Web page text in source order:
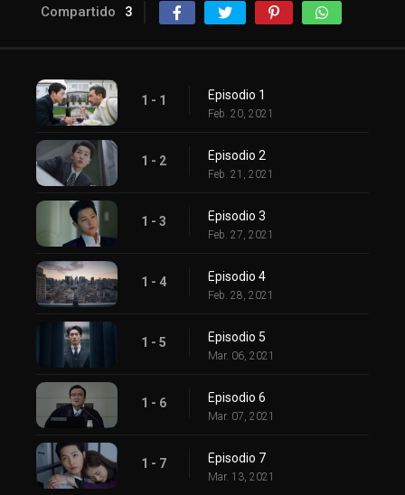
Compartido 3
1 - 1 Episodio 1
Feb. 20, 2021
1 - 2 Episodio 2
Feb. 21, 2021
1 - 3 Episodio 3
Feb. 27, 2021
1 - 4 Episodio 4
Feb. 28, 2021
1 - 5 Episodio 5
Mar. 06, 2021
1 - 6 Episodio 6
Mar. 07, 2021
1 - 7 Episodio 7
Mar. 13, 2021